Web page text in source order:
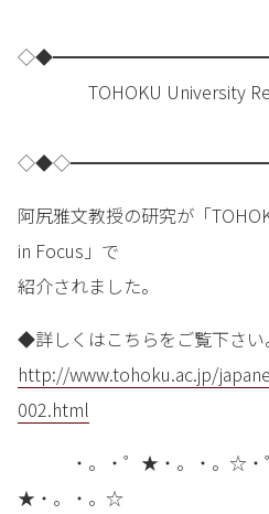
TOHOKU University
阿尻雅文教授の研究が「
in Focus」で
紹介されました。
◆詳しくはこちらをご覧下さい
http://www.tohoku.ac.jp/
002.html
・。・゜★・。・。☆・゜
★・。・。☆